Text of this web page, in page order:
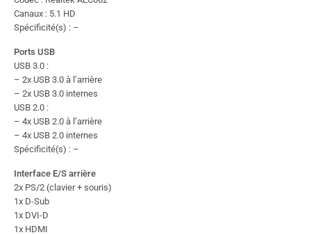
Canaux : 5.1 HD
Spécificité(s) : –
Ports USB
USB 3.0 :
– 2x USB 3.0 à l’arrière
– 2x USB 3.0 internes
USB 2.0 :
– 4x USB 2.0 à l’arrière
– 4x USB 2.0 internes
Spécificité(s) : –
Interface E/S arrière
2x PS/2 (clavier + souris)
1x D-Sub
1x DVI-D
1x HDMI